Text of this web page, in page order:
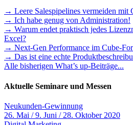
→ Leere Salespipelines vermeiden mit
→ Ich habe genug von Administration!
→ Warum endet praktisch jedes
Excel?
→ Next-Gen Performance im Cube-
→ Das ist eine echte
Alle bisherigen What’s up-Beiträge...
Aktuelle Seminare und Messen
Neukunden-Gewinnung
26. Mai / 9. Juni / 28. Oktober 2020